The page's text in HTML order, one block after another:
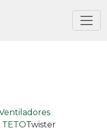
TETOTwister